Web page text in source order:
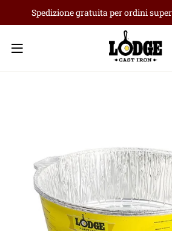
Spedizione gratuita per ordini
Menu